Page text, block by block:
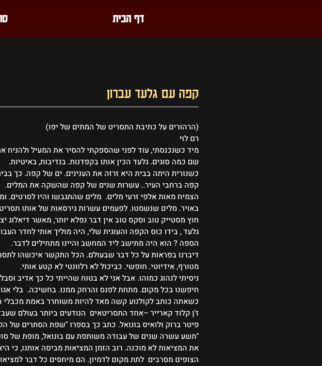
דף הבית
קפה עם גלעד עברון
(הרהורים על כתיבת התסריט של המתים של יפו)
רם לוי
מיד כשנכנסתי, עוד לפני שהספקתי להסיר את המעיל
שם כמה סוגים. גלעד הכין אותו בקפדנות. בנדיבות, באיטיות.
כשנורית היתה בבית היא זרזה את הענינים. ים של קפה. כך
קפה ברחבי העיר.. עשרות שנים של קפה שהשקה את המלים.
הצמיח מאות אלפי זרעי מלים.  מלים שהתגבשו והיו לסרטים.
באויר. מלים שנשמטו. לפעמים עשרות גירסאות של אותו
חוץ מסטייק טוב וסקס טוב אין דבר נפלא יותר, מאשר דיאלוג
גלעד , בידו כוס הקפה והעוגית שלי, היה מוליך אותי לחדר
הספה ? הוא היה מתישב ליד המחשב והיינו מתחילים לדבר.
דיברנו בפראות על כל דבר שבעולם. הכל התקשר איכשהו
מטורף, אידיוטי. חופשי. כביכול לא רלוונטי לא קטע אותי.
ניסיתי לנהוג כמוהו. אבל אני לא בטוח שהייתי כל כך אדיב
חיפשנו בכל מקום. מתחת לפנס והרחק ממנו. בחשיכה.  בלי
כשאתה כותב לקולנוע קשה מאד להיות משוחרר באמת מכבלי
ז'ן קלוד קארייר –אחד התסריטאים  הנודעים ביותר בעולם
פיטר ברוק ולואיס בונואל. כתב כך בספרו "שפת הסתרים של
"תשע עשרה שנים של עבודה משותפת עם בונואל, מופת של
את המציאות לא מוכנה. רוב הזמן המציאות מביסה אותנו, כי
הצופים מסרבים  לתת מקום לדמיון. הם מיחסים כל דבר